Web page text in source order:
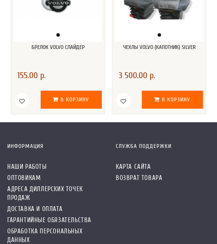
БРЕЛОК VOLVO СЛАЙДЕР
155.00 р.
В КОРЗИНУ
ЧЕХЛЫ VOLVO (КАПОТНИК) SILVER
3 500.00 р.
В КОРЗИНУ
ИНФОРМАЦИЯ
НАШИ РАБОТЫ
ОПТОВИКАМ
АДРЕСА ДИЛЛЕРСКИХ ТОЧЕК
ПРОДАЖ
ДОСТАВКА И ОПЛАТА
ГАРАНТИЙНЫЕ ОБЯЗАТЕЛЬСТВА
ОБРАБОТКА ПЕРСОНАЛЬНЫХ
ДАННЫХ
СЛУЖБА ПОДДЕРЖКИ
КАРТА САЙТА
ВОЗВРАТ ТОВАРА